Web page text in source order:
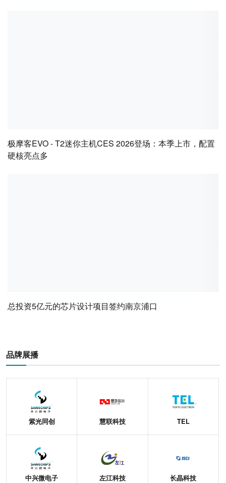
极摩客EVO - T2迷你主机CES 2026登场：本季上市，配置
硬核亮点多
总投资5亿元的芯片设计项目签约南京浦口
品牌展播
紫光同创 慧联科技 TEL
中兴微电子 左江科技 长晶科技